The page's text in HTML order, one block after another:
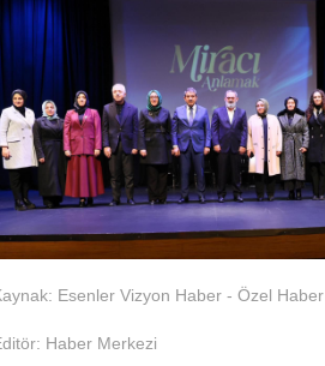
Esenler Vizyon Haber - Özel Haber
Haber Merkezi